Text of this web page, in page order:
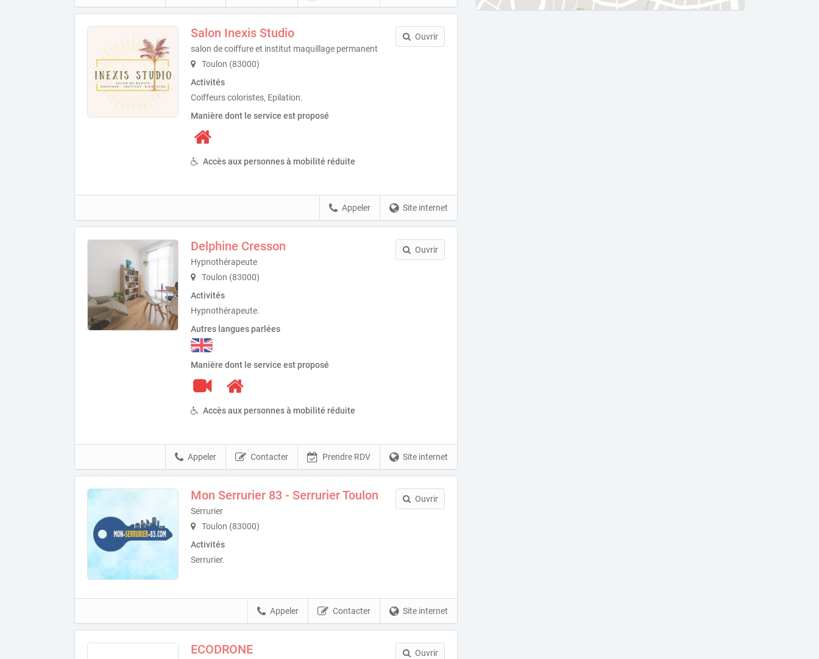
Salon Inexis Studio
salon de coiffure et institut maquillage permanent
Toulon (83000)
Activités
Coiffeurs coloristes, Epilation.
Manière dont le service est proposé
Accès aux personnes à mobilité réduite
Ouvrir
Site internet
Appeler
Delphine Cresson
Hypnothérapeute
Toulon (83000)
Activités
Hypnothérapeute.
Autres langues parlées
Manière dont le service est proposé
Accès aux personnes à mobilité réduite
Ouvrir
Site internet
Prendre RDV
Contacter
Appeler
Mon Serrurier 83 - Serrurier Toulon
Serrurier
Toulon (83000)
Activités
Serrurier.
Ouvrir
Site internet
Contacter
Appeler
ECODRONE Ouvrir